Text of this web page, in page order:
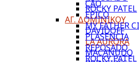
ROCKY PATEL
ΑΓ. ΔΟΜΙΝΙΚΟΥ
DAVIDOFF
LA AURORA
MACANUDO
CAO
EPICO
MY FATHER
PLASENCIA
REPOSADO
ROCKY PATEL